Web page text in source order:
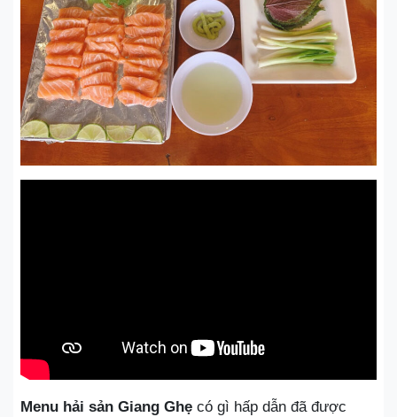
Menu hải sản Giang Ghẹ có gì hấp dẫn đã được